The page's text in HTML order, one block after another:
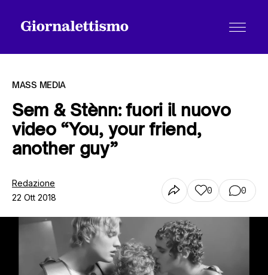
Tutti gli articoli
Chi siamo
Contatti
MASS MEDIA
Sem & Stènn: fuori il nuovo
video “You, your friend,
another guy”
Redazione
22 Ott 2018
0 0